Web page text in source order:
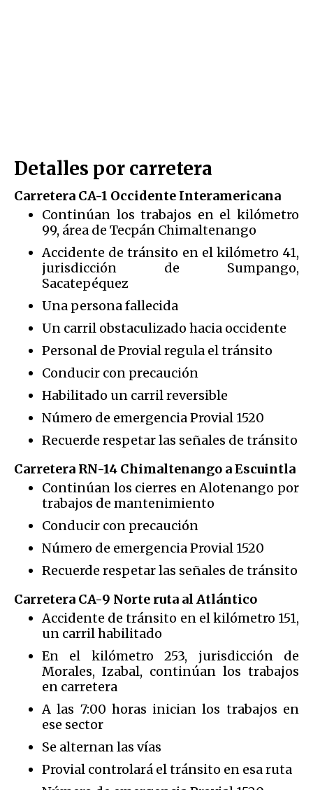
Detalles por carretera
Carretera CA-1 Occidente Interamericana
Continúan los trabajos en el kilómetro
99, área de Tecpán Chimaltenango
Accidente de tránsito en el kilómetro 41,
jurisdicción de Sumpango,
Sacatepéquez
Una persona fallecida
Un carril obstaculizado hacia occidente
Personal de Provial regula el tránsito
Conducir con precaución
Habilitado un carril reversible
Número de emergencia Provial 1520
Recuerde respetar las señales de tránsito
Carretera RN-14 Chimaltenango a Escuintla
Continúan los cierres en Alotenango por
trabajos de mantenimiento
Conducir con precaución
Número de emergencia Provial 1520
Recuerde respetar las señales de tránsito
Carretera CA-9 Norte ruta al Atlántico
Accidente de tránsito en el kilómetro 151,
un carril habilitado
En el kilómetro 253, jurisdicción de
Morales, Izabal, continúan los trabajos
en carretera
A las 7:00 horas inician los trabajos en
ese sector
Se alternan las vías
Provial controlará el tránsito en esa ruta